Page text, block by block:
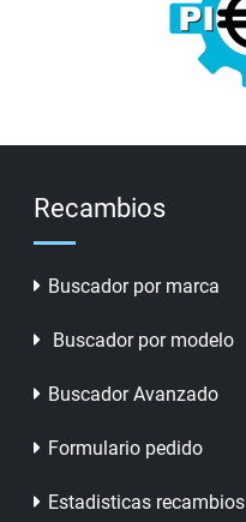
Recambios
Buscador por marca
Buscador por modelo
Buscador Avanzado
Formulario pedido
Estadisticas recambios